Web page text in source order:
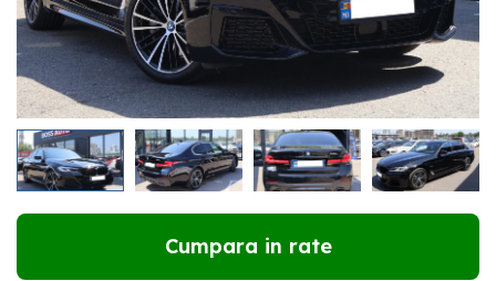
RATE DE LA633 €LUNAR
Cumpara in rate